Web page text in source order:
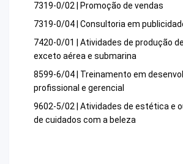
7319-0/02 | Promoção de vendas
7319-0/04 | Consultoria em
7420-0/01 | Atividades de produção
exceto aérea e submarina
8599-6/04 | Treinamento em
profissional e gerencial
9602-5/02 | Atividades de estética e
de cuidados com a beleza